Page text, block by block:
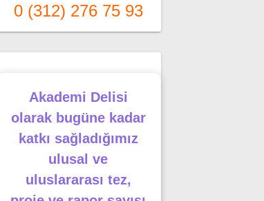
0 (312) 276 75 93
Akademi Delisi
olarak bugüne kadar
katkı sağladığımız
ulusal ve
uluslararası tez,